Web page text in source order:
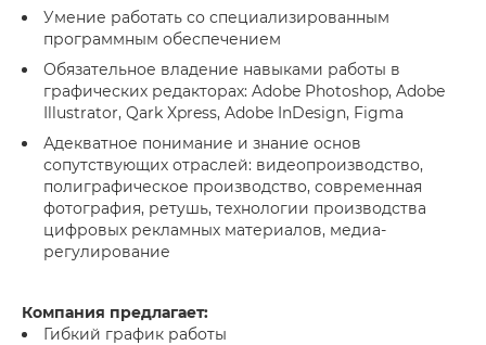
Умение работать со специализированным
программным обеспечением
Обязательное владение навыками работы в
графических редакторах: Adobe Photoshop, Adobe
Illustrator, Qark Xpress, Adobe InDesign, Figma
Адекватное понимание и знание основ
сопутствующих отраслей: видеопроизводство,
полиграфическое производство, современная
фотография, ретушь, технологии производства
цифровых рекламных материалов, медиа-
регулирование
Компания предлагает:
Гибкий график работы